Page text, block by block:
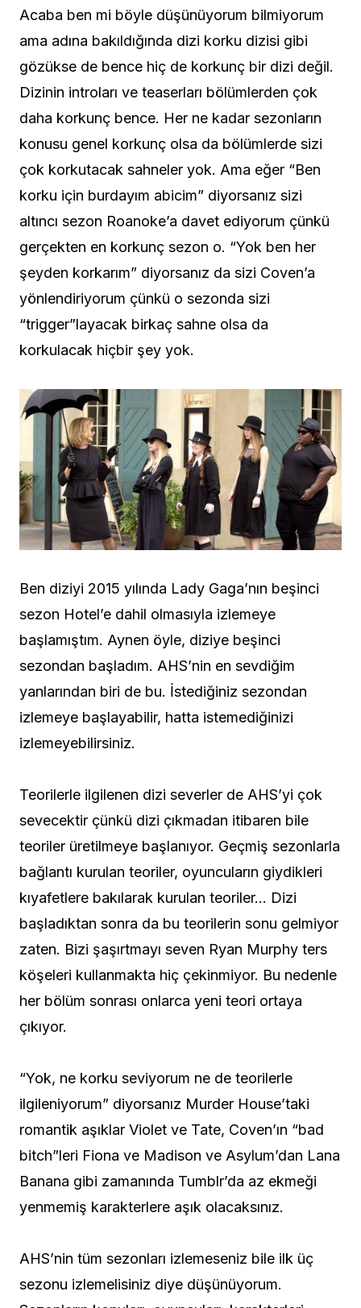
Acaba ben mi böyle düşünüyorum bilmiyorum
ama adına bakıldığında dizi korku dizisi gibi
gözükse de bence hiç de korkunç bir dizi değil.
Dizinin introları ve teaserları bölümlerden çok
daha korkunç bence. Her ne kadar sezonların
konusu genel korkunç olsa da bölümlerde sizi
çok korkutacak sahneler yok. Ama eğer “Ben
korku için burdayım abicim” diyorsanız sizi
altıncı sezon Roanoke’a davet ediyorum çünkü
gerçekten en korkunç sezon o. “Yok ben her
şeyden korkarım” diyorsanız da sizi Coven’a
yönlendiriyorum çünkü o sezonda sizi
“trigger”layacak birkaç sahne olsa da
korkulacak hiçbir şey yok.
Ben diziyi 2015 yılında Lady Gaga’nın beşinci
sezon Hotel’e dahil olmasıyla izlemeye
başlamıştım. Aynen öyle, diziye beşinci
sezondan başladım. AHS’nin en sevdiğim
yanlarından biri de bu. İstediğiniz sezondan
izlemeye başlayabilir, hatta istemediğinizi
izlemeyebilirsiniz.
Teorilerle ilgilenen dizi severler de AHS’yi çok
sevecektir çünkü dizi çıkmadan itibaren bile
teoriler üretilmeye başlanıyor. Geçmiş sezonlarla
bağlantı kurulan teoriler, oyuncuların giydikleri
kıyafetlere bakılarak kurulan teoriler… Dizi
başladıktan sonra da bu teorilerin sonu gelmiyor
zaten. Bizi şaşırtmayı seven Ryan Murphy ters
köşeleri kullanmakta hiç çekinmiyor. Bu nedenle
her bölüm sonrası onlarca yeni teori ortaya
çıkıyor.
“Yok, ne korku seviyorum ne de teorilerle
ilgileniyorum” diyorsanız Murder House’taki
romantik aşıklar Violet ve Tate, Coven’ın “bad
bitch”leri Fiona ve Madison ve Asylum’dan Lana
Banana gibi zamanında Tumblr’da az ekmeği
yenmemiş karakterlere aşık olacaksınız.
AHS’nin tüm sezonları izlemeseniz bile ilk üç
sezonu izlemelisiniz diye düşünüyorum.